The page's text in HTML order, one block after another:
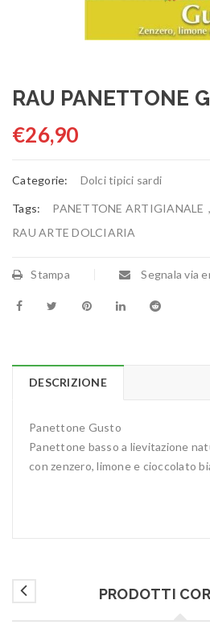
RAU PANETTONE
€26,90
Categorie: Dolci tipici sardi
Tags: PANETTONE ARTIGIANALE ,
RAU ARTE DOLCIARIA
Stampa Segnala via
DESCRIZIONE
Panettone Gusto
Panettone basso a lievitazione
con zenzero, limone e cioccolato
PRODOTTI